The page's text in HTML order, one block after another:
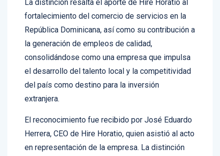
fortalecimiento del comercio de servicios en la
República Dominicana, así como su contribución a
la generación de empleos de calidad,
consolidándose como una empresa que impulsa
el desarrollo del talento local y la competitividad
del país como destino para la inversión
extranjera.
Herrera, CEO de Hire Horatio, quien asistió al acto
en representación de la empresa. La distinción
reconoce el compromiso de la organización con